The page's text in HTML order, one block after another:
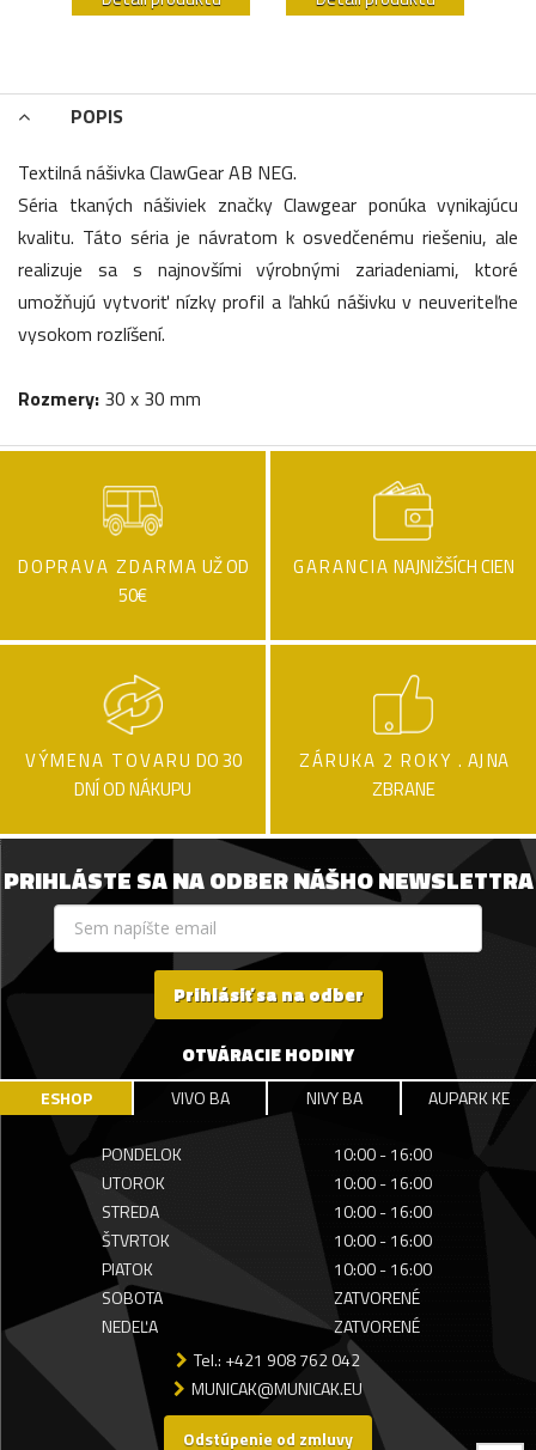
POPIS
Textilná nášivka ClawGear AB NEG.
Séria tkaných nášiviek značky Clawgear ponúka vynikajúcu
kvalitu. Táto séria je návratom k osvedčenému riešeniu, ale
realizuje sa s najnovšími výrobnými zariadeniami, ktoré
umožňujú vytvoriť nízky profil a ľahkú nášivku v neuveriteľne
vysokom rozlíšení.
Rozmery: 30 x 30 mm
DOPRAVA ZDARMA UŽ OD
50€
GARANCIA NAJNIŽŠÍCH CIEN
VÝMENA TOVARU DO 30
DNÍ OD NÁKUPU
ZÁRUKA 2 ROKY . AJ NA
ZBRANE
PRIHLÁSTE SA NA ODBER NÁŠHO NEWSLETTRA
Prihlásiť sa na odber
OTVÁRACIE HODINY
ESHOP VIVO BA NIVY BA AUPARK KE
PONDELOK
10:00 - 16:00
UTOROK
10:00 - 16:00
STREDA
10:00 - 16:00
ŠTVRTOK
10:00 - 16:00
PIATOK
10:00 - 16:00
SOBOTA
ZATVORENÉ
NEDEĽA
ZATVORENÉ
Tel.: +421 908 762 042
MUNICAK@MUNICAK.EU
Odstúpenie od zmluvy